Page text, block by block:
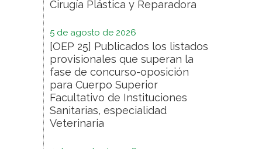
Cirugía Plástica y Reparadora
5 de agosto de 2026
[OEP 25] Publicados los listados
provisionales que superan la
fase de concurso-oposición
para Cuerpo Superior
Facultativo de Instituciones
Sanitarias, especialidad
Veterinaria